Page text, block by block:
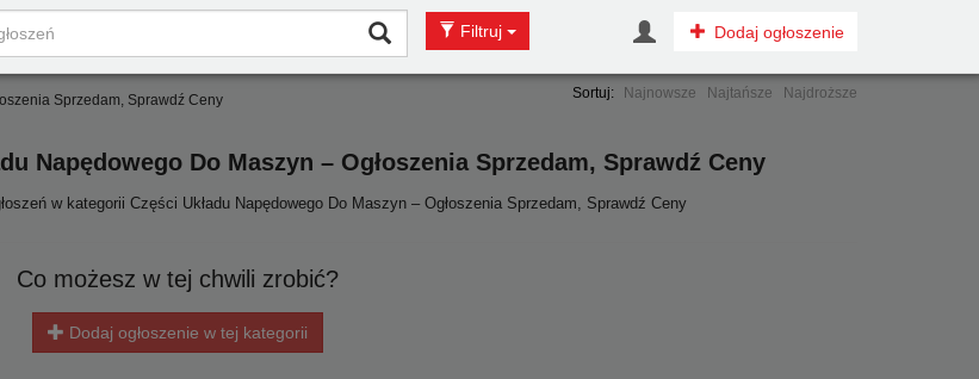
Dodaj ogłoszenie
Filtruj
Sortuj: Najnowsze Najtańsze Najdroższe
Sprzedam, Sprawdź Ceny
Napędowego Do Maszyn – Ogłoszenia Sprzedam, Sprawdź Ceny
w kategorii Części Układu Napędowego Do Maszyn – Ogłoszenia Sprzedam, Sprawdź Ceny
Co możesz w tej chwili zrobić?
Dodaj ogłoszenie w tej kategorii